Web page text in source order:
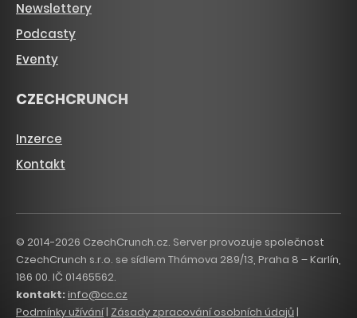
Newslettery
Podcasty
Eventy
CZECHCRUNCH
Inzerce
Kontakt
© 2014-2026 CzechCrunch.cz. Server provozuje společnost
CzechCrunch s.r.o. se sídlem Thámova 289/13, Praha 8 – Karlín,
186 00. IČ 01465562.
kontakt:info@cc.cz
Podmínky užívání| Zásady zpracování osobních údajů|